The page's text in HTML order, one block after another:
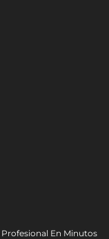
En Minutos